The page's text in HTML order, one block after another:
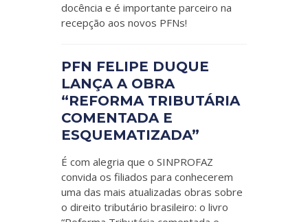
docência e é importante parceiro na
recepção aos novos PFNs!
PFN FELIPE DUQUE
LANÇA A OBRA
“REFORMA TRIBUTÁRIA
COMENTADA E
ESQUEMATIZADA”
É com alegria que o SINPROFAZ
convida os filiados para conhecerem
uma das mais atualizadas obras sobre
o direito tributário brasileiro: o livro